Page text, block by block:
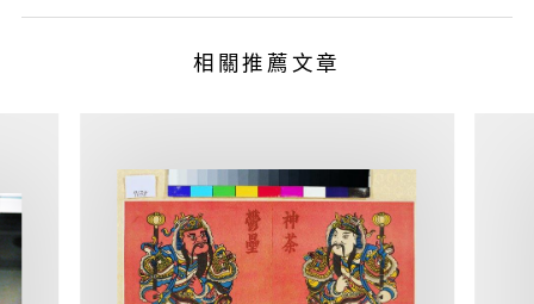
相關推薦文章